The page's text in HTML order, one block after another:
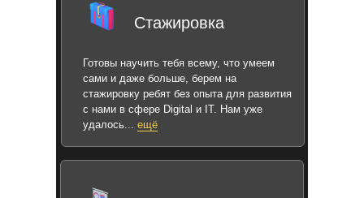
Стажировка
Готовы научить тебя всему, что умеем
сами и даже больше, берем на
стажировку ребят без опыта для развития
с нами в сфере Digital и IT. Нам уже
удалось... ещё